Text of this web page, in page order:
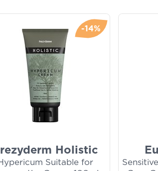
-14%
Holistic
Suitable for